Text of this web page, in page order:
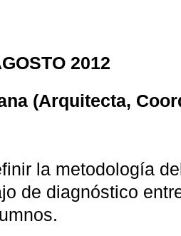
2012
(Arquitecta,
la metodología
de diagnóstico